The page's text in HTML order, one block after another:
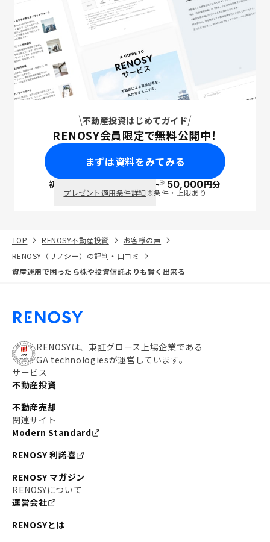
不動産投資はじめてガイド
RENOSY会員限定で無料公開中！
まずは資料をみてみる
初回面談で ポイント※50,000円分
プレゼント適用条件詳細※条件・上限あり
TOP RENOSY不動産投資
お客様の声
RENOSY（リノシー）の評判・口コミ
資産運用で困ったら株や投資信託よりも賢く出来る
RENOSYは、東証グロース上場企業である
GA technologiesが運営しています。
サービス
不動産投資
不動産売却
関連サイト
Modern Standard
RENOSY 利諾喜
RENOSY マガジン
RENOSYについて
運営会社
RENOSYとは